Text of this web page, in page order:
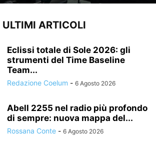
ULTIMI ARTICOLI
Eclissi totale di Sole 2026: gli
strumenti del Time Baseline
Team...
Redazione Coelum - 6 Agosto 2026
Abell 2255 nel radio più profondo
di sempre: nuova mappa del...
Rossana Conte - 6 Agosto 2026